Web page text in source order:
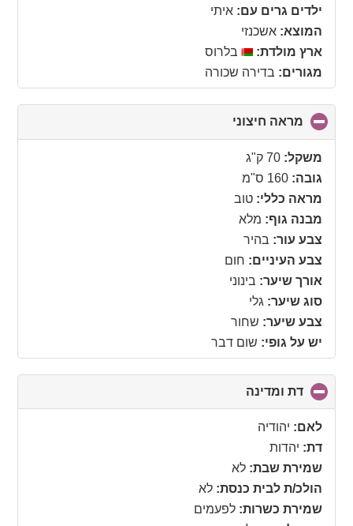
ילדים גרים עם: איתי
המוצא: אשכנזי
ארץ מולדת:
בלרוס
מגורים: בדירה שכורה
מראה חיצוני
to
משקל: 70 ק"ג
גובה: 160 ס"מ
מראה כללי: טוב
מבנה גוף: מלא
צבע עור: בהיר
צבע העיניים: חום
אורך שיער: בינוני
סוג שיער: גלי
צבע שיער: שחור
יש על גופי: שום דבר
דת ומדינה
to
לאם: יהודיה
דת: יהדות
שמירת שבת: לא
הולכ/ת לבית כנסת: לא
שמירת כשרות: לפעמים